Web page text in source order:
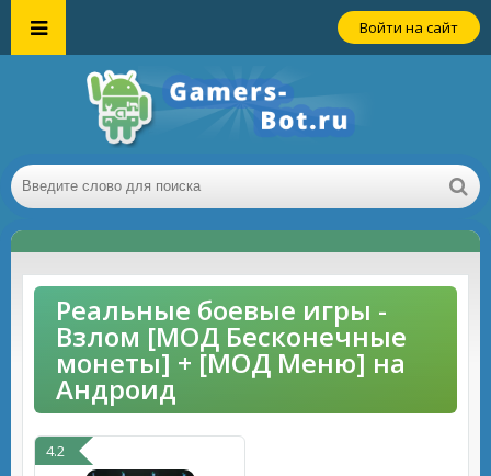
Войти на сайт
Реальные боевые игры -
Взлом [МОД Бесконечные
монеты] + [МОД Меню] на
Андроид
4.2